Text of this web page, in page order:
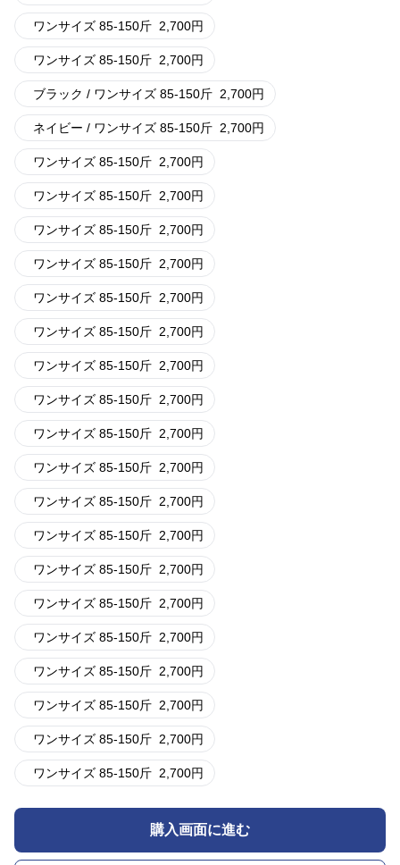
ワンサイズ 85-150斤 2,700円
ワンサイズ 85-150斤 2,700円
ブラック / ワンサイズ 85-150斤 2,700円
ネイビー / ワンサイズ 85-150斤 2,700円
ワンサイズ 85-150斤 2,700円
ワンサイズ 85-150斤 2,700円
ワンサイズ 85-150斤 2,700円
ワンサイズ 85-150斤 2,700円
ワンサイズ 85-150斤 2,700円
ワンサイズ 85-150斤 2,700円
ワンサイズ 85-150斤 2,700円
ワンサイズ 85-150斤 2,700円
ワンサイズ 85-150斤 2,700円
ワンサイズ 85-150斤 2,700円
ワンサイズ 85-150斤 2,700円
ワンサイズ 85-150斤 2,700円
ワンサイズ 85-150斤 2,700円
ワンサイズ 85-150斤 2,700円
ワンサイズ 85-150斤 2,700円
ワンサイズ 85-150斤 2,700円
ワンサイズ 85-150斤 2,700円
ワンサイズ 85-150斤 2,700円
ワンサイズ 85-150斤 2,700円
購入画面に進む